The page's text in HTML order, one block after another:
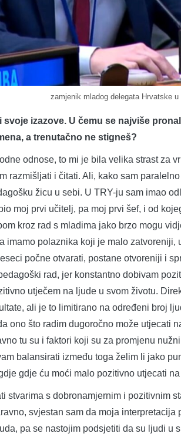
zamjenik mladog delegata Hrvatske u
izazove. U čemu se najviše
a trenutačno ne stigneš?
odnose, to mi je bila velika strast za
razmišljati i čitati. Ali, kako sam
žicu u sebi. U TRY-ju sam imao
moj prvi učitelj, pa moj prvi šef, i od
kroz rad s mladima jako brzo mogu
imamo polaznika koji je malo zatvoreniji,
počne otvarati, postane otvoreniji i
rad, jer konstantno dobivam
utječem na ljude u svom životu.
ali je to limitirano na određeni broj
ono što radim dugoročno može utjecati
tu su i faktori koji su za promjenu
balansirati između toga želim li jako
gdje ću moći malo pozitivno utjecati
stvarima s dobronamjernim i pozitivnim
svjestan sam da moja
pa se nastojim podsjetiti da su ljudi u